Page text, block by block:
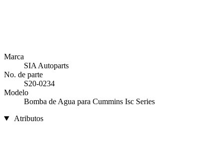
Marca
SIA Autoparts
No. de parte
S20-0234
Modelo
Bomba de Agua para Cummins Isc Series
Atributos